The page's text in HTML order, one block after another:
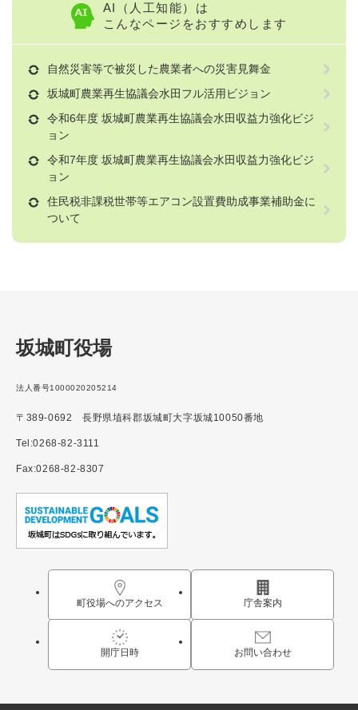
AI（人工知能）は
こんなページをおすすめします
自然災害等で被災した農業者への災害見舞金
坂城町農業再生協議会水田フル活用ビジョン
令和6年度 坂城町農業再生協議会水田収益力強化ビジ
ョン
令和7年度 坂城町農業再生協議会水田収益力強化ビジ
ョン
住民税非課税世帯等エアコン設置費助成事業補助金に
ついて
坂城町役場
法人番号1000020205214
〒389-0692 長野県埴科郡坂城町大字坂城10050番地
Tel:0268-82-3111
Fax:0268-82-8307
町役場へのアクセス 庁舎案内
開庁日時 お問い合わせ